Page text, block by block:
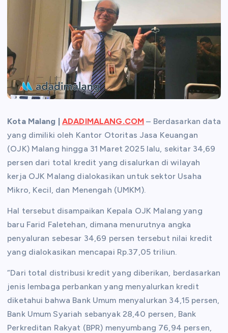
Kota Malang |ADADIMALANG.COM – Berdasarkan data
yang dimiliki oleh Kantor Otoritas Jasa Keuangan
(OJK) Malang hingga 31 Maret 2025 lalu, sekitar 34,69
persen dari total kredit yang disalurkan di wilayah
kerja OJK Malang dialokasikan untuk sektor Usaha
Mikro, Kecil, dan Menengah (UMKM).
Hal tersebut disampaikan Kepala OJK Malang yang
baru Farid Faletehan, dimana menurutnya angka
penyaluran sebesar 34,69 persen tersebut nilai kredit
yang dialokasikan mencapai Rp.37,05 triliun.
“Dari total distribusi kredit yang diberikan, berdasarkan
jenis lembaga perbankan yang menyalurkan kredit
diketahui bahwa Bank Umum menyalurkan 34,15 persen,
Bank Umum Syariah sebanyak 28,40 persen, Bank
Perkreditan Rakyat (BPR) menyumbang 76,94 persen,